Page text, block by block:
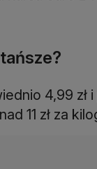
4,99 zł
11 zł za